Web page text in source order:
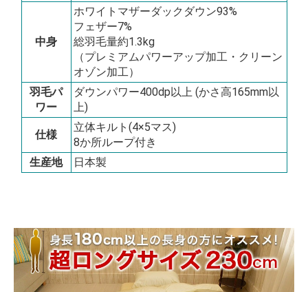
中身
ホワイトマザーダックダウン93%
フェザー7%
総羽毛量約1.3kg
（プレミアムパワーアップ加工・クリーン
オゾン加工）
羽毛パ
ワー
ダウンパワー400dp以上 (かさ高165mm以
上)
仕様
立体キルト(4×5マス)
8か所ループ付き
生産地
日本製